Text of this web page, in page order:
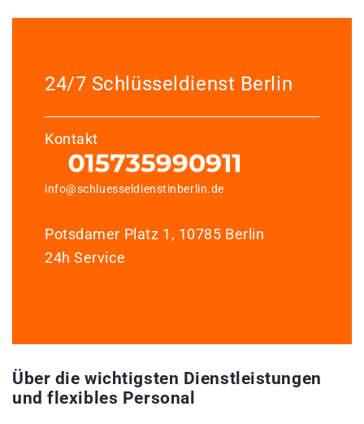
24/7 Schlüsseldienst Berlin
Kontakt
info@schluesseldienstinberlin.de
Potsdamer Platz 1, 10785 Berlin
24h Service
Über die wichtigsten Dienstleistungen
und flexibles Personal